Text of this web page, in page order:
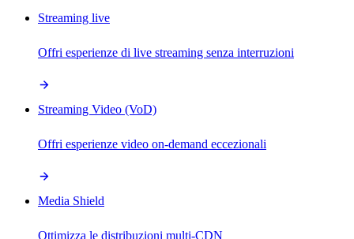
Streaming live
Offri esperienze di live streaming senza interruzioni
Streaming Video (VoD)
Offri esperienze video on-demand eccezionali
Media Shield
Ottimizza le distribuzioni multi-CDN